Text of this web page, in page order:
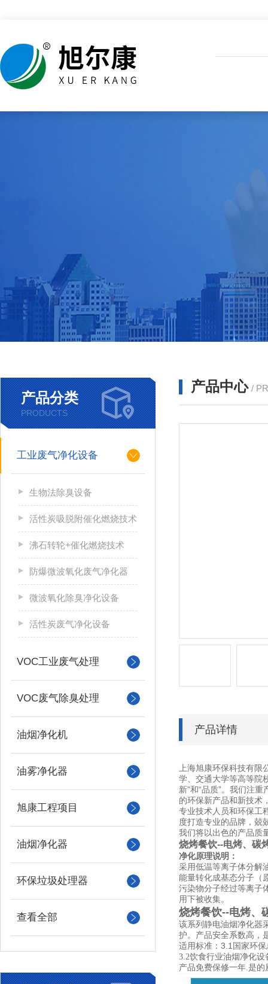
产品分类
PRODUCTS
工业废气净化设备
生物法除臭设备
活性炭吸脱附催化燃烧技术
沸石转轮+催化燃烧技术
防爆微波氧化废气净化器
微波氧化除臭净化设备
活性炭废气净化设备
VOC工业废气处理
VOC废气除臭处理
油烟净化机
油雾净化器
旭康工程项目
油烟净化器
环保垃圾处理器
查看全部
产品中心 /
产品详情
上海旭康环保科技有
学、交通大学等高等院
新”和“品质”。我们注
的环保新产品和新技术
专业技术人员和环保工
度打造专业的品牌，兢
我们将以出色的产品质
烧烤餐饮--电烤、碳
净化原理说明：
采用低温等离子体分解
能量转化成基态分子（
污染物分子经过等离子
用下被收集。
烧烤餐饮--电烤、
该系列静电油烟净化器
护。产品安全系数高，
适用标准：3.1国家环
3.2饮食行业油烟净化
产品免费保修一年.是的